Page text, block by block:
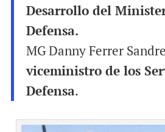
Desarrollo del
Defensa.
MG Danny Ferrer
viceministro de los
Defensa.